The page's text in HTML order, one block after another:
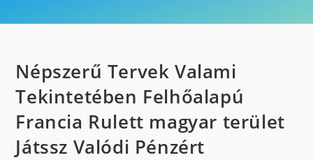
Népszerű Tervek Valami
Tekintetében Felhőalapú
Francia Rulett magyar terület
Játssz Valódi Pénzért